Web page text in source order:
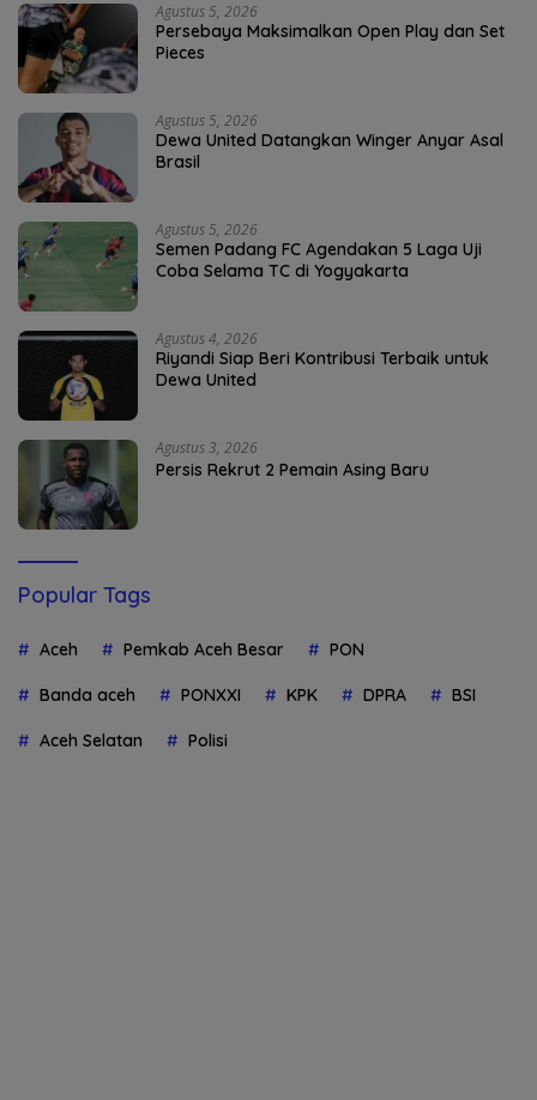
Agustus 5, 2026
Persebaya Maksimalkan Open Play dan Set
Pieces
Agustus 5, 2026
Dewa United Datangkan Winger Anyar Asal
Brasil
Agustus 5, 2026
Semen Padang FC Agendakan 5 Laga Uji
Coba Selama TC di Yogyakarta
Agustus 4, 2026
Riyandi Siap Beri Kontribusi Terbaik untuk
Dewa United
Agustus 3, 2026
Persis Rekrut 2 Pemain Asing Baru
Popular Tags
Aceh Pemkab Aceh Besar PON
Banda aceh PONXXI KPK DPRA BSI
Aceh Selatan Polisi